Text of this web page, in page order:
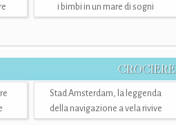
i bimbi in un mare di sogni
CROCIERE
Stad Amsterdam, la leggenda
della navigazione a vela rivive